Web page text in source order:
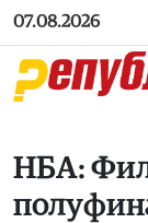
Skip to main content
07.08.2026
НБА: